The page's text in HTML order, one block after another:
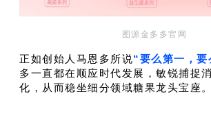
图源金多多官网
正如创始人马恩多所说“要么第一，要
多一直都在顺应时代发展，敏锐捕捉
化，从而稳坐细分领域糖果龙头宝座。